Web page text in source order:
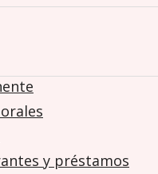
y préstamos